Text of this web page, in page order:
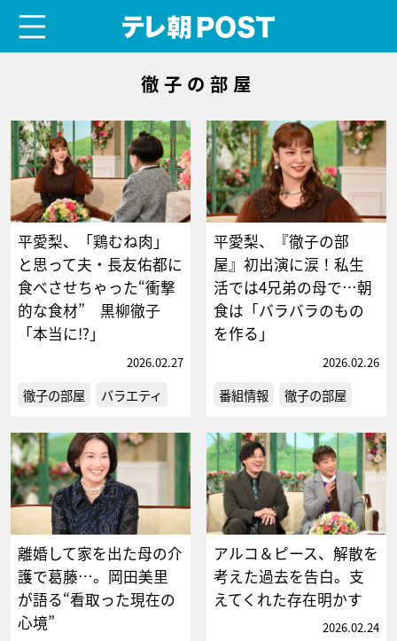
徹子の部屋
平愛梨、「鶏むね肉」
と思って夫・長友佑都に
食べさせちゃった“衝撃
的な食材” 黒柳徹子
「本当に!?」
2026.02.27
徹子の部屋 バラエティ
平愛梨、『徹子の部
屋』初出演に涙！私生
活では4兄弟の母で…朝
食は「バラバラのもの
を作る」
2026.02.26
番組情報 徹子の部屋
離婚して家を出た母の介
護で葛藤…。岡田美里
が語る“看取った現在の
心境”
アルコ＆ピース、解散を
考えた過去を告白。支
えてくれた存在明かす
2026.02.24